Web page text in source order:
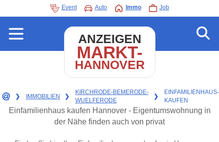
Event Auto Immo Job
ANZEIGEN
MARKT-
HANNOVER
❯ IMMOBILIEN ❯
KIRCHRODE-BEMERODE-
WUELFERODE
❯
EINFAMILIENHAUS-
KAUFEN
Einfamilienhaus kaufen Hannover - Eigentumswohnung in
der Nähe finden auch von privat